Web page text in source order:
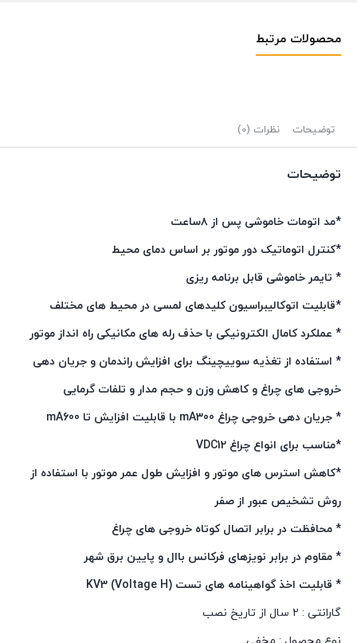
محصولات مرتبط
توضیحات نظرات (0)
توضیحات
*مد اتومات خاموشی پس از ۸ساعت
*کنترل اتوماتیک دور موتور بر اساس دمای محیط
* تایمر خاموشی قابل برنامه ریزی
*قابلیت اتوکالیبراسیون کلیدهای لمسی در محیط های مختلف
* عملکرد کامال الکترونیکی با حذف رله های مکانیکی راه انداز موتور
* استفاده از تغذیه سوییچینگ برای افزایش راندمان و جریان دهی
خروجی های چراغ و کاهش وزن و حجم مدار و تلفات گرمایی
* جریان دهی خروجی چراغ mA300 با قابلیت افزایش تا mA600
*مناسب برای انواع چراغ VDC12
*کاهش استرس های موتور و افزایش طول عمر موتور با استفاده از
روش تشخیص عبور از صفر
* محافظت در برابر اتصال کوتاه خروجی های چراغ
* مقاوم در برابر نویزهای فرکانس باال و پایین برق شهر
* قابلیت اخذ گواهینامه های تست (KV3 (Voltage H
گارانتی : ۲ سال از تاریخ نصب